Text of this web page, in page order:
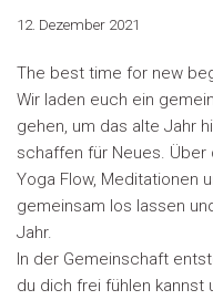
12. Dezember 2021
The best time for new
Wir laden euch ein
gehen, um das alte Jahr
schaffen für Neues. Über
Yoga Flow, Meditationen
gemeinsam los lassen
Jahr.
In der Gemeinschaft
du dich frei fühlen kannst